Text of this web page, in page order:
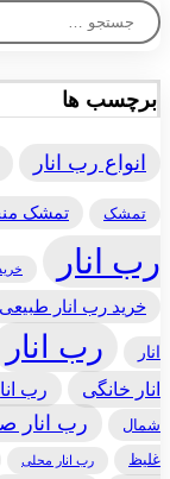
جستجو
برای:
برچسب ها
انواع رب انار
تمشک تمشک
رب انار
خرید رب انار طبیعی
انار رب انار
انار خانگی
رب
شمال
رب انار
غلیظ رب انار محلی